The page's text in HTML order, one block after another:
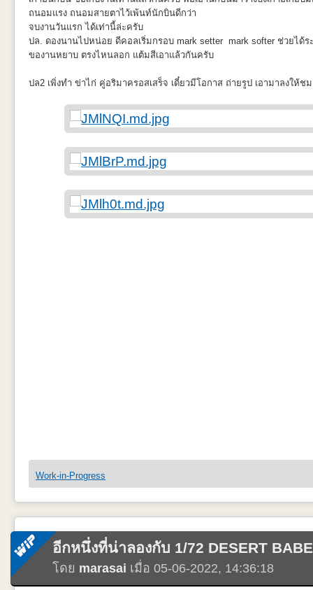
หลังภายในเสร็จ เริ่มติดกาว แปลกๆกับกาวฝาส้มมาก ที่มันไม่ค่อยติด/ทำล
หลังจากนั้นต้องใช้กาวฝาขาวลงใหม่แทนและมัดยางแบบแน่นขึ้นเพื่อให้มั
เสริมมันไปเกยกับชิ้น cabin เดิมอยู่นิดนึง
งเล็กๆแทนละ
มุมใต้ลำตัวอีกด้าน ดูใต้ซุ้มล้อปิดที่ต้องเสริมด้วยแผ่น Plastic บางๆเหมือ
ถนอมแรง ถนอมสายตาไว้เพ้นท์นักบินดีกว่า
จบงานวันแรก ได้เท่านี้ล่ะครับ
ปล. ดองนานไปหน่อย ดีคอลเริ่มกรอบ mark setter mark softer ช่วยได้ร
ของานหยาบ ตรงไหนลอก แต้มสีเอาแล้วกันครับ
ปล2 เพิ่งทำ ข่าไก่ คู่อริมาครอสเสร็จ เดี๋ยวมีโอกาส ถ่ายรูป เอามาลงให้ช
Work-in-Progress
อีกหนึ่งที่น่าลองกับ 1/72 DESERT
โดย marasai เมื่อ 05-06-2022, 14:36:18